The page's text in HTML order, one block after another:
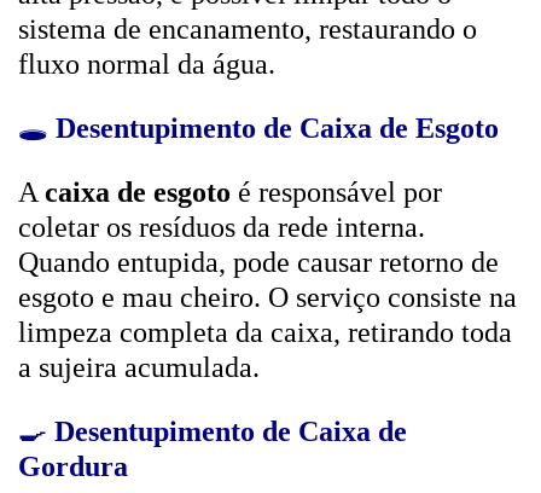
sistema de encanamento, restaurando o
fluxo normal da água.
🕳️ Desentupimento de Caixa de Esgoto
A caixa de esgoto é responsável por
coletar os resíduos da rede interna.
Quando entupida, pode causar retorno de
esgoto e mau cheiro. O serviço consiste na
limpeza completa da caixa, retirando toda
a sujeira acumulada.
🍳 Desentupimento de Caixa de
Gordura